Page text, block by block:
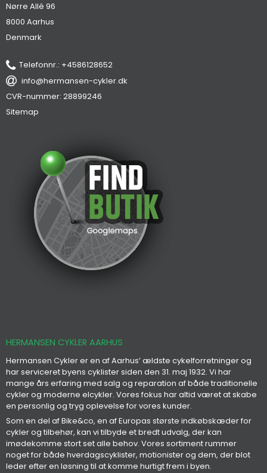
Nørre Allé 96
8000 Aarhus
Denmark
Telefonnr.: +4586128652
info@hermansen-cykler.dk
CVR-nummer: 28899246
Sitemap
HERMANSEN CYKLER AARHUS
Hermansen Cykler er en af Aarhus’ ældste cykelforretninger og
har serviceret byens cyklister siden den 31. maj 1932. Vi har
mange års erfaring med salg og reparation af både traditionelle
cykler og moderne elcykler. Vores fokus har altid været at skabe
en personlig og tryg oplevelse for vores kunder.
Som en del af Bike&co, en af Europas største indkøbskæder for
cykler og tilbehør, kan vi tilbyde et bredt udvalg, der kan
imødekomme stort set alle behov. Vores sortiment rummer
noget for både hverdagscyklister, motionister og dem, der blot
leder efter en løsning til at komme hurtigt frem i byen.